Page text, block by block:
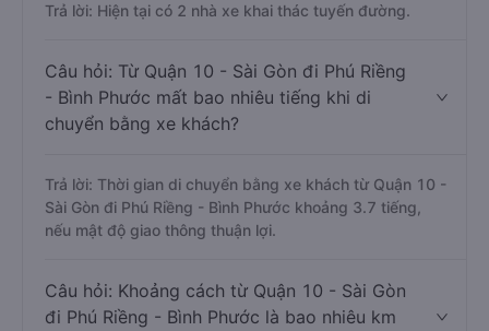
Trả lời: Hiện tại có 2 nhà xe khai thác tuyến đường.
Câu hỏi: Từ Quận 10 - Sài Gòn đi Phú Riềng
- Bình Phước mất bao nhiêu tiếng khi di
chuyển bằng xe khách?
Trả lời: Thời gian di chuyển bằng xe khách từ Quận 10 -
Sài Gòn đi Phú Riềng - Bình Phước khoảng 3.7 tiếng,
nếu mật độ giao thông thuận lợi.
Câu hỏi: Khoảng cách từ Quận 10 - Sài Gòn
đi Phú Riềng - Bình Phước là bao nhiêu km